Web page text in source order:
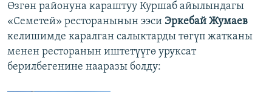
Өзгөн районуна караштуу Куршаб айылындагы
«Семетей» ресторанынын ээси Эркебай Жумаев
келишимде каралган салыктарды төгүп жатканы
менен ресторанын иштетүүгө уруксат
берилбегенине нааразы болду: